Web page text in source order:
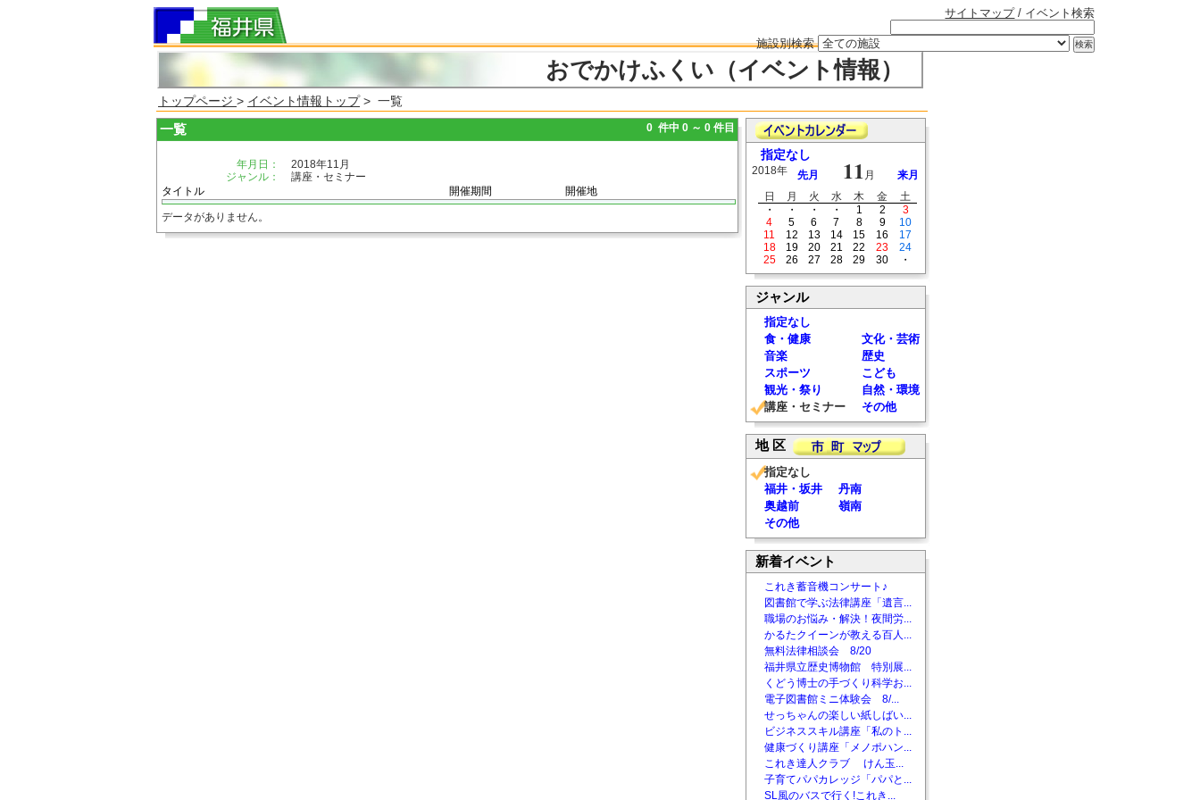
サイトマップ/ イベント検索
施設別検索
おでかけふくい（イベント情報）
トップページ > イベント情報トップ> 一覧
一覧 0 件中 0 ～ 0 件目
年月日：
2018年11月
ジャンル：
講座・セミナー
タイトル
開催期間 開催地
データがありません。
指定なし
2018年 先月 11 月
来月
日
月 火 水 木 金
土
・
・ ・ ・ 1 2
3
4
5 6 7 8 9
10
11
12 13 14 15 16
17
18
19 20 21 22 23
24
25
26 27 28 29 30 ・
ジャンル
指定なし
食・健康
文化・芸術
音楽
歴史
スポーツ
こども
観光・祭り
自然・環境
講座・セミナー
その他
地 区
指定なし
福井・坂井
丹南
奥越前
嶺南
その他
新着イベント
これき蓄音機コンサート♪
図書館で学ぶ法律講座「遺言...
職場のお悩み・解決！夜間労...
かるたクイーンが教える百人...
無料法律相談会 8/20
福井県立歴史博物館 特別展...
くどう博士の手づくり科学お...
電子図書館ミニ体験会 8/...
せっちゃんの楽しい紙しばい...
ビジネススキル講座「私のト...
健康づくり講座「メノポハン...
これき達人クラブ けん玉...
子育てパパカレッジ「パパと...
SL風のバスで行く!これき...